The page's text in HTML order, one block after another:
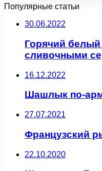
Популярные статьи
30.06.2022
Горячий
сливочными
16.12.2022
Шашлык по-
27.07.2021
Французский
22.10.2020